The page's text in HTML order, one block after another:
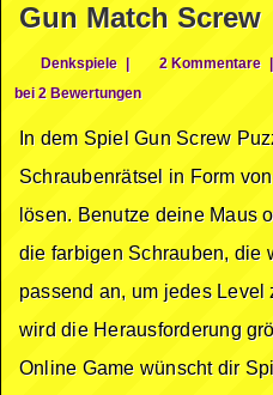
Gun Match Screw
Denkspiele | 2 Kommentare |
bei 2 Bewertungen
In dem Spiel Gun Screw
Schraubenrätsel in Form
lösen. Benutze deine Maus
die farbigen Schrauben, die
passend an, um jedes
wird die Herausforderung
Online Game wünscht dir